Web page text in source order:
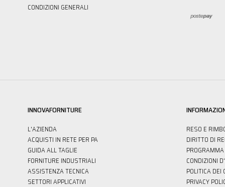
CONDIZIONI GENERALI
INNOVAFORNITURE
L'AZIENDA
ACQUISTI IN RETE PER PA
GUIDA ALL TAGLIE
FORNITURE INDUSTRIALI
ASSISTENZA TECNICA
SETTORI APPLICATIVI
RESO E
DIRITTO DI
CONDIZIONI
POLITICA DEI
PRIVACY